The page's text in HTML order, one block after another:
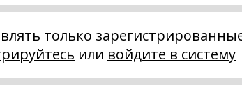
только
или войдите в систему